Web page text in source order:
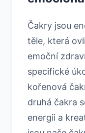
Čakry jsou
těle, která
emoční
specifické
kořenová
druhá čakra
energii a